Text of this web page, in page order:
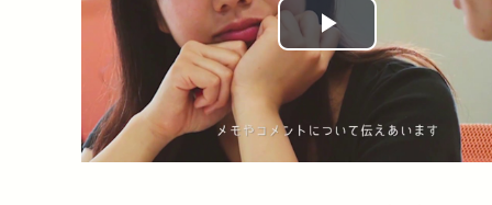
Play
Video